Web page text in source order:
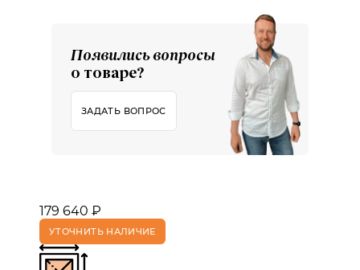
Появились вопросы
о товаре?
ЗАДАТЬ ВОПРОС
179 640 ₽
УТОЧНИТЬ НАЛИЧИЕ